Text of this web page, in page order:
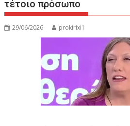
τέτοιο πρόσωπο
29/06/2026 prokirixi1